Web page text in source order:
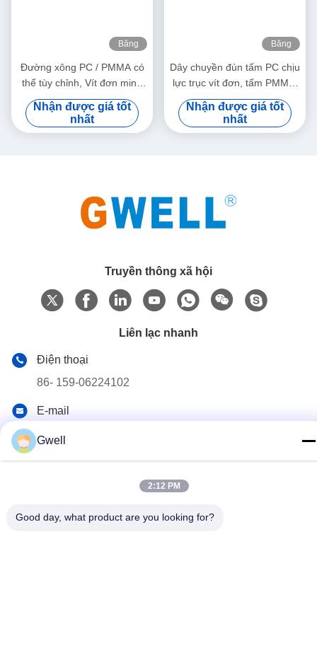
Băng
Đường xông PC / PMMA có
thể tùy chỉnh, Vít đơn minh
bạch cao
Nhận được giá tốt
nhất
Băng
Dây chuyền đùn tấm PC chịu
lực trục vít đơn, tấm PMMA,
dây chuyền sản xuất tấm PC
quang học trong suốt
Nhận được giá tốt
nhất
Truyền thông xã hội
Liên lạc nhanh
Điện thoại
86- 159-06224102
E-mail
INDUSTRY PARK,ChENGXIANG TOWN,TAICANG,
Gwell
2:12 PM
Good day, what product are you looking for?